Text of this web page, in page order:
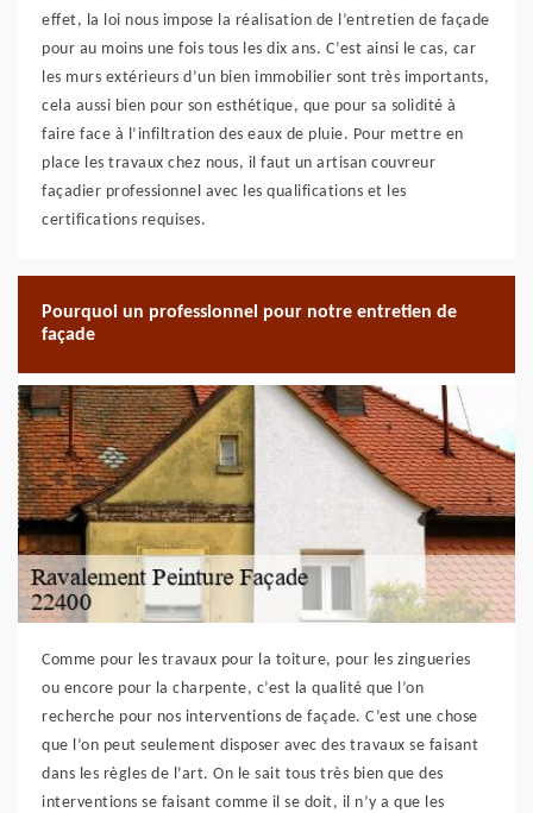
effet, la loi nous impose la réalisation de l’entretien de façade
pour au moins une fois tous les dix ans. C’est ainsi le cas, car
les murs extérieurs d’un bien immobilier sont très importants,
cela aussi bien pour son esthétique, que pour sa solidité à
faire face à l’infiltration des eaux de pluie. Pour mettre en
place les travaux chez nous, il faut un artisan couvreur
façadier professionnel avec les qualifications et les
certifications requises.
Pourquoi un professionnel pour notre entretien de
façade
Comme pour les travaux pour la toiture, pour les zingueries
ou encore pour la charpente, c’est la qualité que l’on
recherche pour nos interventions de façade. C’est une chose
que l’on peut seulement disposer avec des travaux se faisant
dans les règles de l’art. On le sait tous très bien que des
interventions se faisant comme il se doit, il n’y a que les